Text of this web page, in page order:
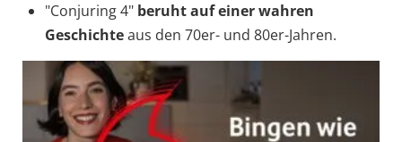
"Conjuring 4" beruht auf einer wahren
Geschichteaus den 70er- und 80er-Jahren.